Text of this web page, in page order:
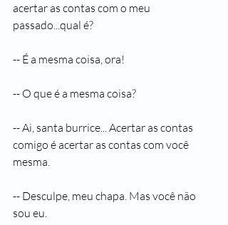
acertar as contas com o meu
passado...qual é?
-- É a mesma coisa, ora!
-- O que é a mesma coisa?
-- Ai, santa burrice... Acertar as contas
comigo é acertar as contas com você
mesma.
-- Desculpe, meu chapa. Mas você não
sou eu.